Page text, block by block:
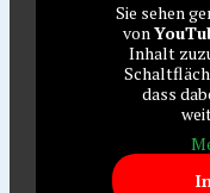
Sie sehen
von
Inhalt
dass